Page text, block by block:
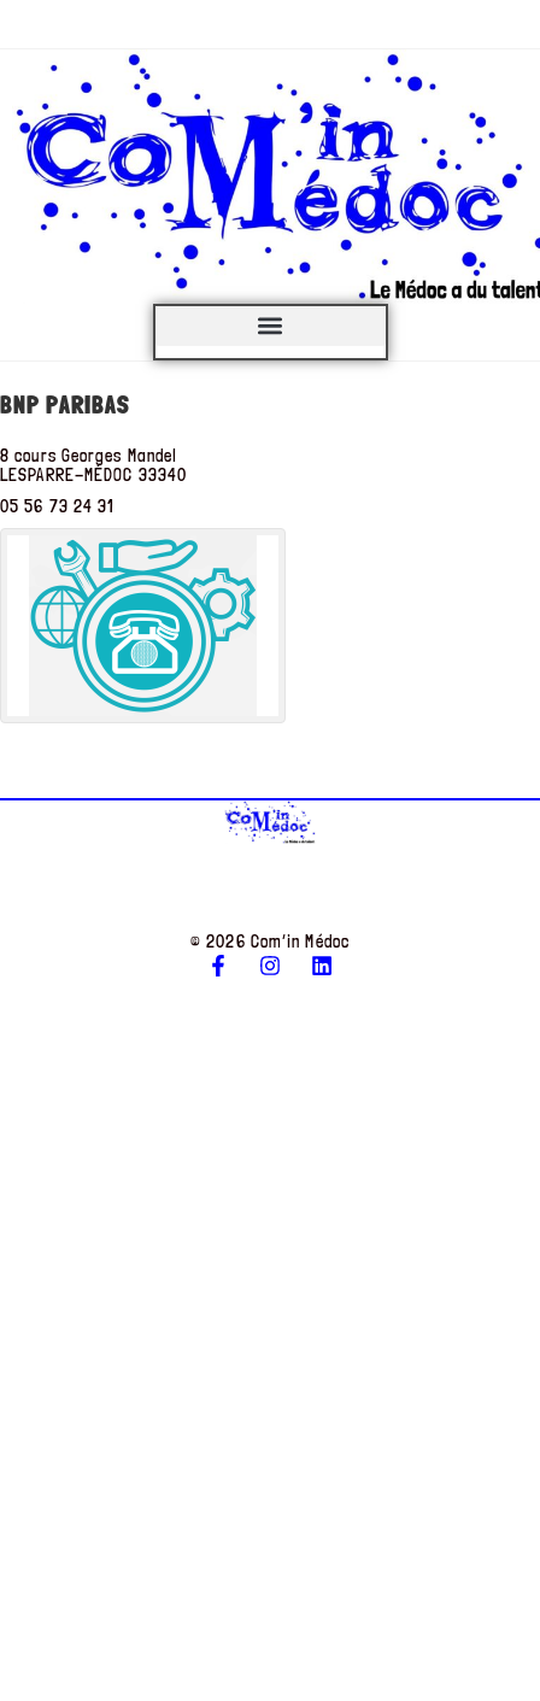
BNP PARIBAS
8 cours Georges Mandel
LESPARRE-MÉDOC 33340
05 56 73 24 31
© 2026 Com’in Médoc